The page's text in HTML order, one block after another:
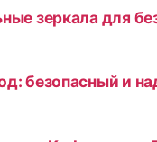
зеркала для
безопасный и